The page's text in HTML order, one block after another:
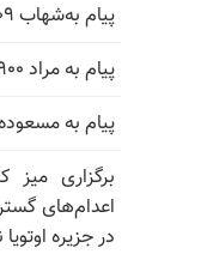
پیام به‌شهاب ۷۱۰۹ ساری
پیام به مراد ۹۰۰ اهواز
پیام به مسعوده ۱۶۹۰
برگزاری
اعدام‌های
در جزیره اوتویا